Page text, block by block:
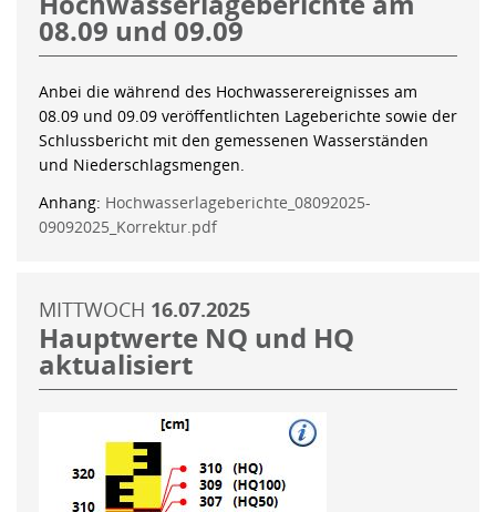
08.09 und 09.09
Anbei die während des Hochwasserereignisses am
08.09 und 09.09 veröffentlichten Lageberichte sowie der
Schlussbericht mit den gemessenen Wasserständen
und Niederschlagsmengen.
Anhang: Hochwasserlageberichte_08092025-
09092025_Korrektur.pdf
MITTWOCH 16.07.2025
Hauptwerte NQ und HQ
aktualisiert